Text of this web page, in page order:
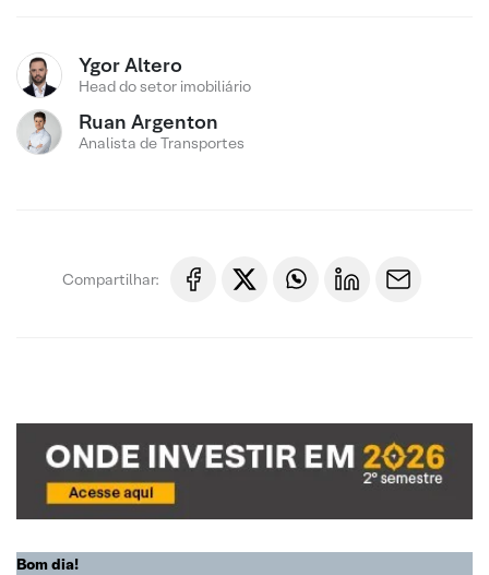
Ygor Altero
Head do setor imobiliário
Ruan Argenton
Analista de Transportes
Compartilhar:
Bom dia!